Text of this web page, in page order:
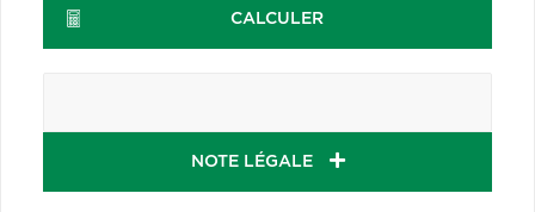
CALCULER
NOTE LÉGALE